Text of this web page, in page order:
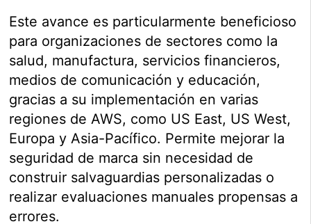
Este avance es particularmente beneficioso
para organizaciones de sectores como la
salud, manufactura, servicios financieros,
medios de comunicación y educación,
gracias a su implementación en varias
regiones de AWS, como US East, US West,
Europa y Asia-Pacífico. Permite mejorar la
seguridad de marca sin necesidad de
construir salvaguardias personalizadas o
realizar evaluaciones manuales propensas a
errores.